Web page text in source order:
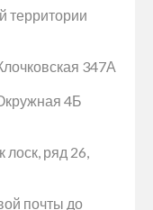
территории
347А
4Б
лоск, ряд 26,
почты до